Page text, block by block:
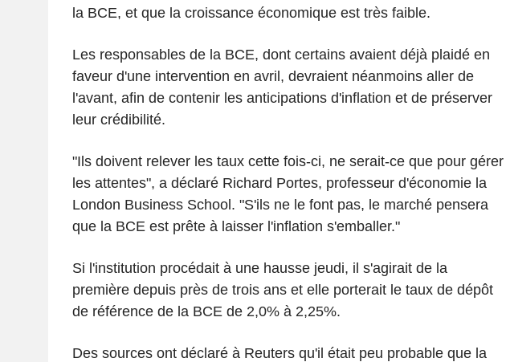
la BCE, et que la croissance économique est très faible.
Les responsables de la BCE, dont certains avaient déjà plaidé en
faveur d'une intervention en avril, devraient néanmoins aller de
l'avant, afin de contenir les anticipations d'inflation et de préserver
leur crédibilité.
"Ils doivent relever les taux cette fois-ci, ne serait-ce que pour gérer
les attentes", a déclaré Richard Portes, professeur d'économie la
London Business School. "S'ils ne le font pas, le marché pensera
que la BCE est prête à laisser l'inflation s'emballer."
Si l'institution procédait à une hausse jeudi, il s'agirait de la
première depuis près de trois ans et elle porterait le taux de dépôt
de référence de la BCE de 2,0% à 2,25%.
Des sources ont déclaré à Reuters qu'il était peu probable que la